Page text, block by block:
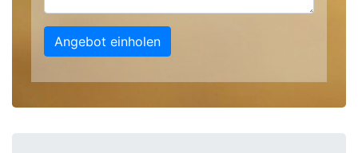
Angebot einholen